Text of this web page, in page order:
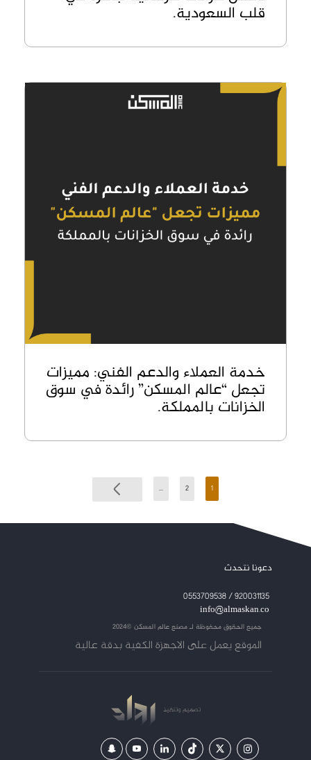
قلب السعودية.
خدمة العملاء والدعم الفني: مميزات
تجعل “عالم المسكن” رائدة في سوق
الخزانات بالمملكة.
1
2
...
دعونا نتحدث
920031135 / 0553709538
info@almaskan.co
جميع الحقوق محفوظة لـمصنع عالم المسكن ©2024
الموقع يعمل على الاجهزة الكفية بدقة عالية
تصميموتنفيذ